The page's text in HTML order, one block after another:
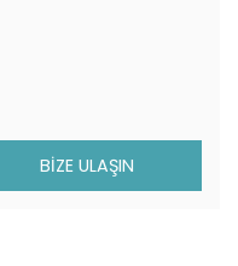
BİZE ULAŞIN